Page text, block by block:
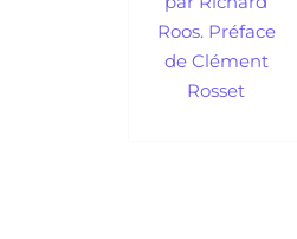
Roos. Préface
de Clément
Rosset